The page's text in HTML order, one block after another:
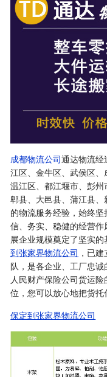
成都物流公司通达物流经
江区、金牛区、武侯区、
温江区、都江堰市、彭州
郫县、大邑县、蒲江县
的物流服务经验，始终
信、务实、稳健的经营
展企业规模奠定了坚实
到张家界物流公司 ，已
队，是各企业、工厂忠
人民财产保险公司货运
位，您可以放心地把货托
保定到张家界物流公司